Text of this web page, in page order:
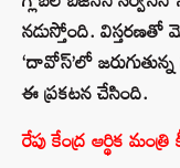
నడుస్తోంది. విస్తరణతో
‘దావోస్’లో
ఈ ప్రకటన చేసింది.
రేపు కేంద్ర ఆర్థిక